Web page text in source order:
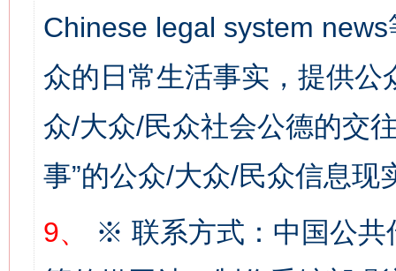
Chinese legal system
众的日常生活事实，提供
众/大众/民众社会公德的交
事”的公众/大众/民众信息现
9、
※ 联系方式：中国公共